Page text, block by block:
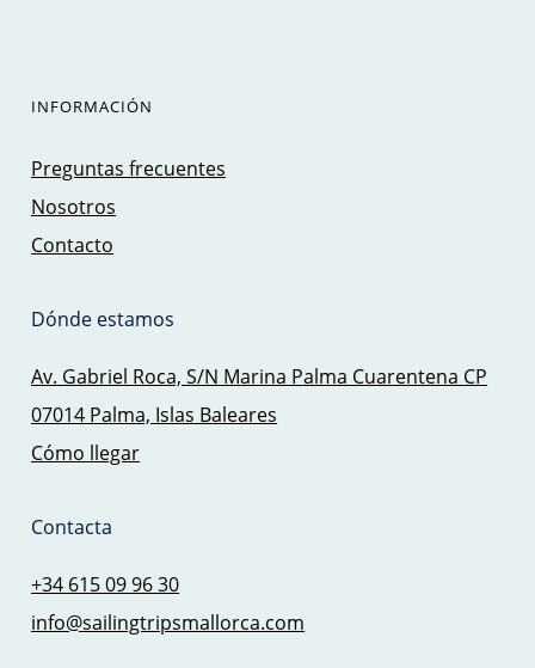
INFORMACIÓN
Preguntas frecuentes
Nosotros
Contacto
Dónde estamos
Av. Gabriel Roca, S/N Marina Palma Cuarentena CP
07014 Palma, Islas Baleares
Cómo llegar
Contacta
+34 615 09 96 30
info@sailingtripsmallorca.com